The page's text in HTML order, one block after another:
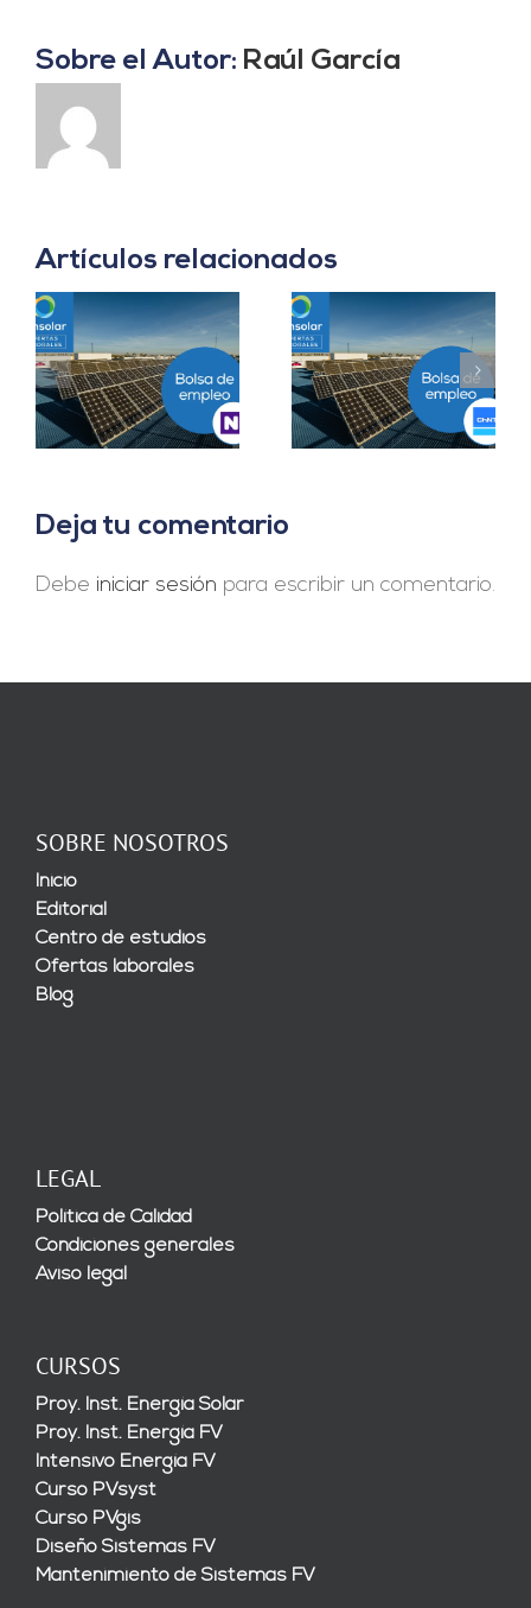
Sobre el Autor: Raúl García
Artículos relacionados
Project Manager en
Madrid
Prácticas
Departamento
Ingeniería B2B en
Sevilla
Deja tu comentario
Debe iniciar sesión para escribir un comentario.
SOBRE NOSOTROS
Inicio
Editorial
Centro de estudios
Ofertas laborales
Blog
LEGAL
Política de Calidad
Condiciones generales
Aviso legal
CURSOS
Proy. Inst. Energía Solar
Proy. Inst. Energía FV
Intensivo Energía FV
Curso PVsyst
Curso PVgis
Diseño Sistemas FV
Mantenimiento de Sistemas FV